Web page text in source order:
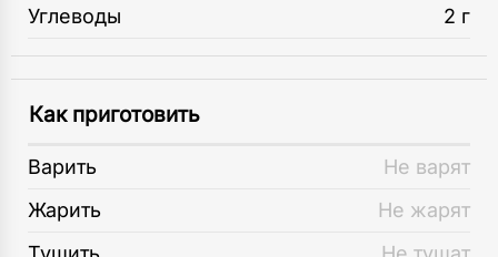
Углеводы
2 г
Как приготовить
Варить
Не варят
Жарить
Не жарят